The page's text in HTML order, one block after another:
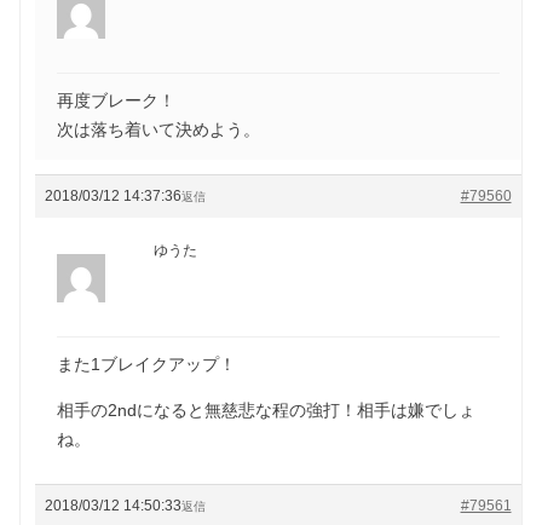
再度ブレーク！
次は落ち着いて決めよう。
2018/03/12 14:37:36 #79560
返信
ゆうた
また1ブレイクアップ！
相手の2ndになると無慈悲な程の強打！相手は嫌でしょ
ね。
2018/03/12 14:50:33 #79561
返信